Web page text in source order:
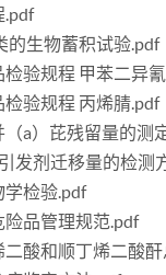
.pdf
的生物蓄积试验.pdf
验规程 甲苯二异
验规程 丙烯腈.pdf
a）芘残留量的测
发剂迁移量的检测
学检验.pdf
险品管理规范.pdf
酸和顺丁烯二酸